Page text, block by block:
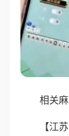
相关
【江